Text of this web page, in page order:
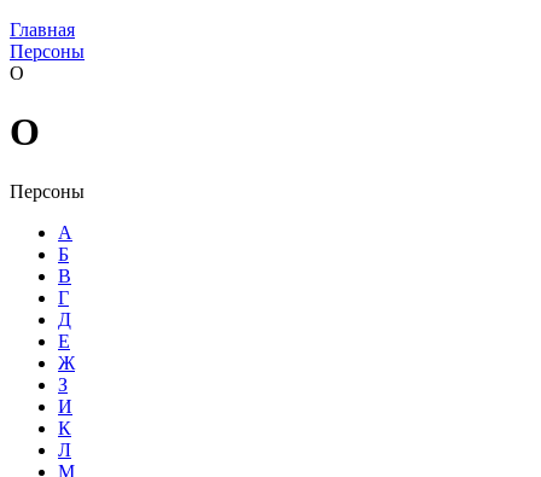
Главная
Персоны
О
О
Персоны
А
Б
В
Г
Д
Е
Ж
З
И
К
Л
М